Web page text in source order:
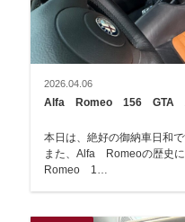
2026.04.06
Alfa Romeo 156 GTA
本日は、絶好の御納車日和です！ 本日、ご紹介するの
また、Alfa Romeoの歴史に名
Romeo 1…